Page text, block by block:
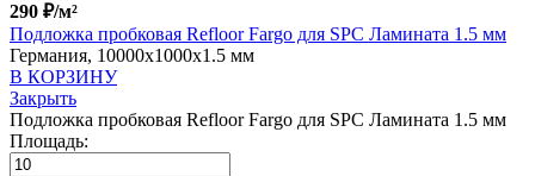
290 ₽/м²
Подложка пробковая Refloor Fargo для SPC Ламината 1.5 мм
Германия, 10000x1000x1.5 мм
В КОРЗИНУ
Закрыть
Подложка пробковая Refloor Fargo для SPC Ламината 1.5 мм
Площадь: